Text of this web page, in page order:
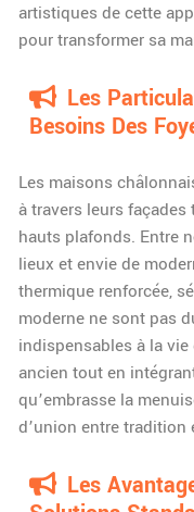
artistiques de cette
pour transformer sa
Les
Besoins Des
Les maisons
à travers leurs
hauts plafonds. Entre
lieux et envie de
thermique renforcée,
moderne ne sont pas
indispensables à la
ancien tout en
qu’embrasse la
d’union entre tradition
Les